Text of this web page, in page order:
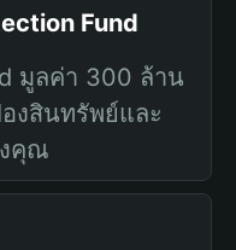
Fund
มูลค่า 300 ล้าน
งสินทรัพย์และ
คุณ